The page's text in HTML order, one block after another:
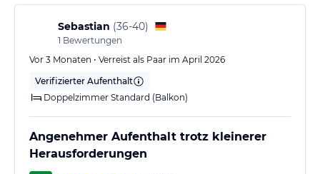
Sebastian (36-40)
1 Bewertungen
Vor 3 Monaten • Verreist als Paar im April 2026
Verifizierter Aufenthalt
Doppelzimmer Standard (Balkon)
Angenehmer Aufenthalt trotz kleinerer
Herausforderungen